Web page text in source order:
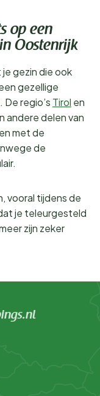
op een
Oostenrijk
gezin die ook
gezellige
regio’s Tirol en
andere delen van
met de
de
vooral tijdens de
je teleurgesteld
zijn zeker